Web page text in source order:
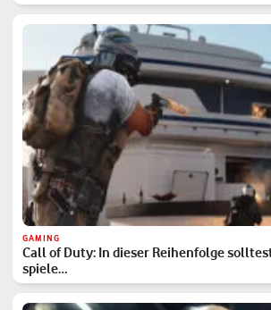
GAMING
Call of Duty: In dieser Reihenfolge
spiele…